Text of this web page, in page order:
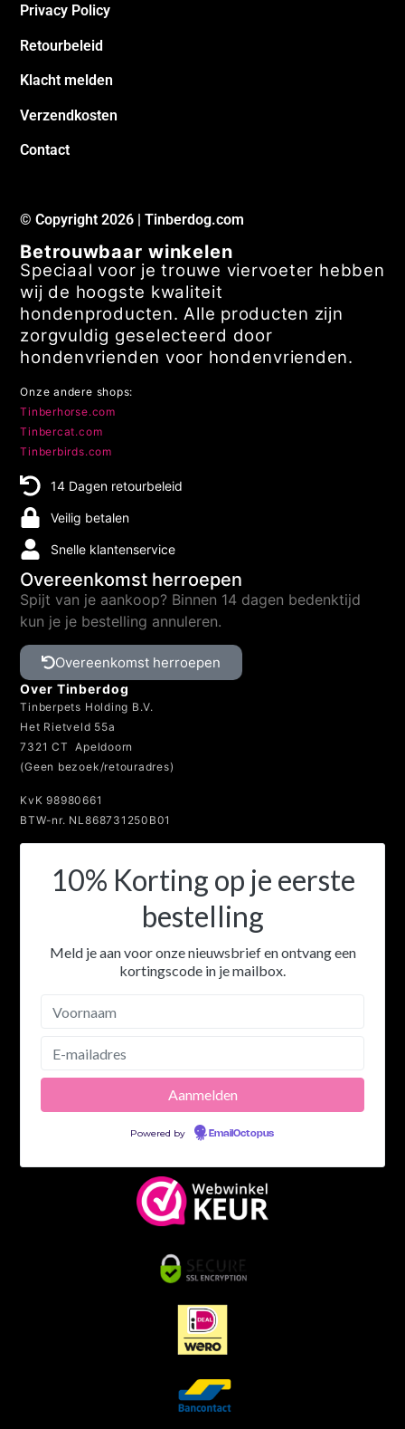
Privacy Policy
Retourbeleid
Klacht melden
Verzendkosten
Contact
© Copyright 2026 | Tinberdog.com
Betrouwbaar winkelen
Speciaal voor je trouwe viervoeter hebben
wij de hoogste kwaliteit
hondenproducten. Alle producten zijn
zorgvuldig geselecteerd door
hondenvrienden voor hondenvrienden.
Onze andere shops:
Tinberhorse.com
Tinbercat.com
Tinberbirds.com
14 Dagen retourbeleid
Veilig betalen
Snelle klantenservice
Overeenkomst herroepen
Spijt van je aankoop? Binnen 14 dagen bedenktijd
kun je je bestelling annuleren.
Overeenkomst herroepen
Over Tinberdog
Tinberpets Holding B.V.
Het Rietveld 55a
7321 CT Apeldoorn
(Geen bezoek/retouradres)
KvK 98980661
BTW-nr. NL868731250B01
10% Korting op je eerste
bestelling
Meld je aan voor onze nieuwsbrief en ontvang een
kortingscode in je mailbox.
Powered by EmailOctopus